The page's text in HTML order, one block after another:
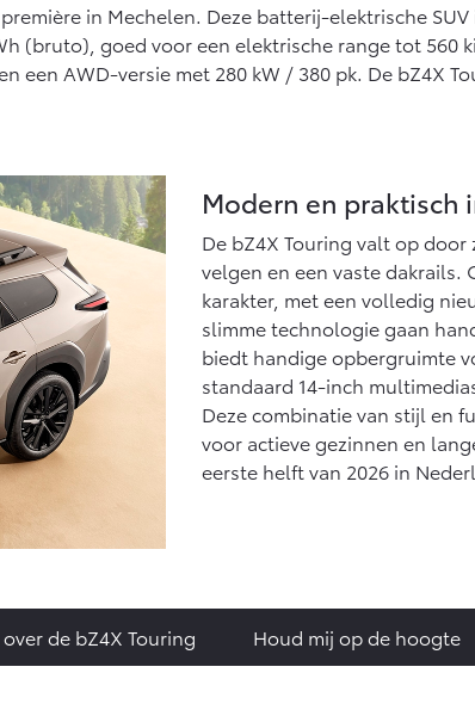
in Mechelen. Deze batterij-elektrische
(bruto), goed voor een elektrische range tot 560
een AWD-versie met 280 kW / 380 pk. De bZ4X
Modern en praktisch
De bZ4X Touring valt op
velgen en een vaste
karakter, met een volledig
slimme technologie gaan
biedt handige opbergruimte
standaard 14-inch
Deze combinatie van stijl en
voor actieve gezinnen en
eerste helft van 2026 in
de bZ4X Touring Houd mij op de hoogte